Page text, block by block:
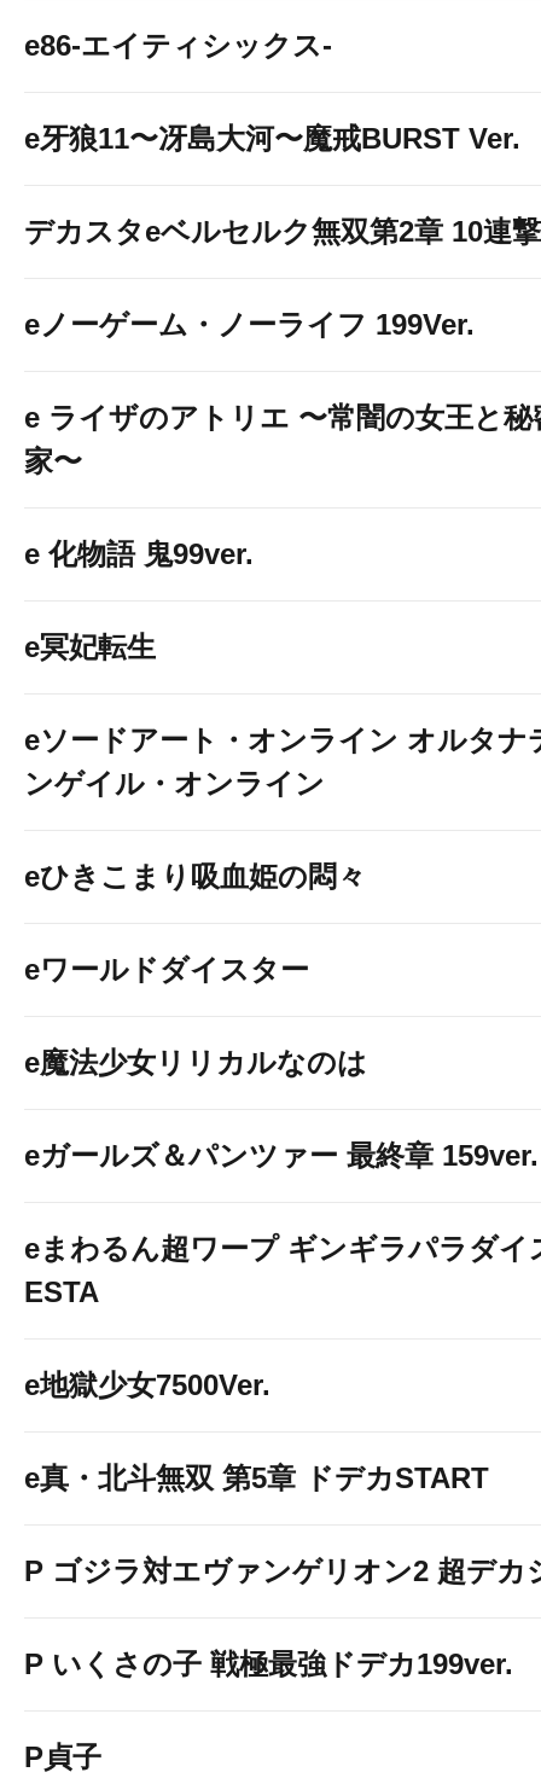
e86-エイティシックス-
e牙狼11〜冴島大河〜魔戒BURST Ver.
デカスタeベルセルク無双第2章 10連
eノーゲーム・ノーライフ 199Ver.
e ライザのアトリエ 〜常闇の女王と秘
家〜
e 化物語 鬼99ver.
e冥妃転生
eソードアート・オンライン オルタナ
ンゲイル・オンライン
eひきこまり吸血姫の悶々
eワールドダイスター
e魔法少女リリカルなのは
eガールズ＆パンツァー 最終章 159ver.
eまわるん超ワープ ギンギラパラダイ
ESTA
e地獄少女7500Ver.
e真・北斗無双 第5章 ドデカSTART
P ゴジラ対エヴァンゲリオン2 超デカ
P いくさの子 戦極最強ドデカ199ver.
P貞子